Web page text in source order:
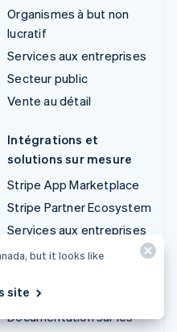
Organismes à but non
lucratif
Services aux entreprises
Secteur public
Vente au détail
Intégrations et
solutions sur mesure
Stripe App Marketplace
Stripe Partner Ecosystem
Services aux entreprises
Documentation
Documentation sur les
but it looks like
site